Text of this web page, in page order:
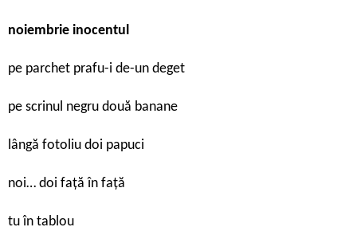
noiembrie inocentul
pe parchet prafu-i de-un deget
pe scrinul negru două banane
lângă fotoliu doi papuci
noi… doi față în față
tu în tablou